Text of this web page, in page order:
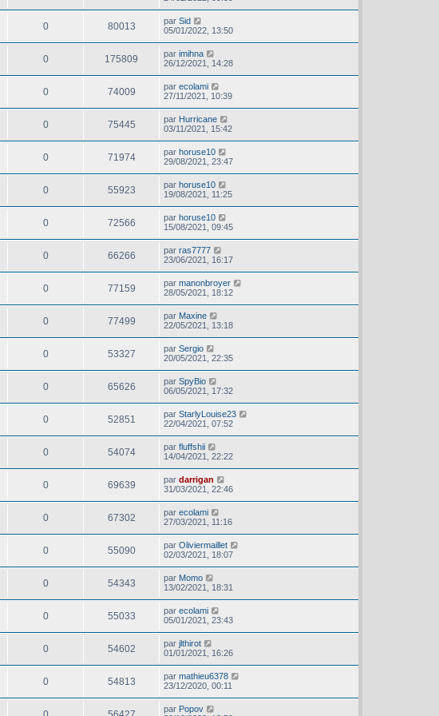
0 80013 par Sid
05/01/2022, 13:50
0 175809 par imihna
26/12/2021, 14:28
0 74009 par ecolami
27/11/2021, 10:39
0 75445 par Hurricane
03/11/2021, 15:42
0 71974 par horuse10
29/08/2021, 23:47
0 55923 par horuse10
19/08/2021, 11:25
0 72566 par horuse10
15/08/2021, 09:45
0 66266 par ras7777
23/06/2021, 16:17
0 77159 par manonbroyer
28/05/2021, 18:12
0 77499 par Maxine
22/05/2021, 13:18
0 53327 par Sergio
20/05/2021, 22:35
0 65626 par SpyBio
06/05/2021, 17:32
0 52851 par StarlyLouise23
22/04/2021, 07:52
0 54074 par fluffshii
14/04/2021, 22:22
0 69639 par darrigan
31/03/2021, 22:46
0 67302 par ecolami
27/03/2021, 11:16
0 55090 par Oliviermaillet
02/03/2021, 18:07
0 54343 par Momo
13/02/2021, 18:31
0 55033 par ecolami
05/01/2021, 23:43
0 54602 par jlthirot
01/01/2021, 16:26
0 54813 par mathieu6378
23/12/2020, 00:11
par Popov